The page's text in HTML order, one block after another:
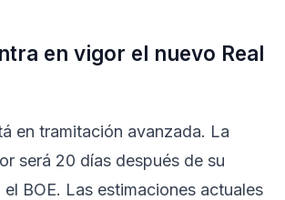
en vigor el nuevo Real
en tramitación avanzada. La
será 20 días después de su
BOE. Las estimaciones actuales